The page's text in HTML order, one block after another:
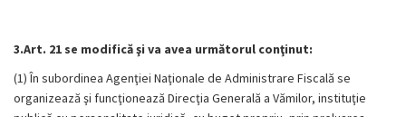
3.Art. 21 se modifică şi va avea următorul conţinut:
(1) În subordinea Agenţiei Naţionale de Administrare Fiscală se
organizează şi funcţionează Direcţia Generală a Vămilor, instituţie